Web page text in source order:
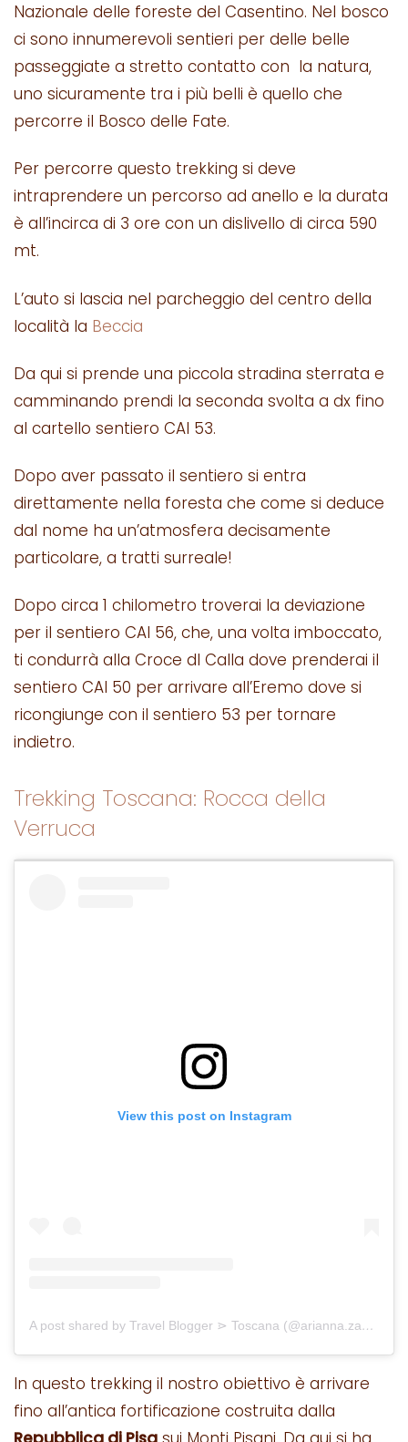
Nazionale delle foreste del Casentino. Nel bosco
ci sono innumerevoli sentieri per delle belle
passeggiate a stretto contatto con la natura,
uno sicuramente tra i più belli è quello che
percorre il Bosco delle Fate.
Per percorre questo trekking si deve
intraprendere un percorso ad anello e la durata
è all’incirca di 3 ore con un dislivello di circa 590
mt.
L’auto si lascia nel parcheggio del centro della
località la Beccia
Da qui si prende una piccola stradina sterrata e
camminando prendi la seconda svolta a dx fino
al cartello sentiero CAI 53.
Dopo aver passato il sentiero si entra
direttamente nella foresta che come si deduce
dal nome ha un’atmosfera decisamente
particolare, a tratti surreale!
Dopo circa 1 chilometro troverai la deviazione
per il sentiero CAI 56, che, una volta imboccato,
ti condurrà alla Croce dI Calla dove prenderai il
sentiero CAI 50 per arrivare all’Eremo dove si
ricongiunge con il sentiero 53 per tornare
indietro.
Trekking Toscana: Rocca della
Verruca
View this post on Instagram
A post shared by Travel Blogger ⋗ Toscana (@arianna.zappia)
In questo trekking il nostro obiettivo è arrivare
fino all’antica fortificazione costruita dalla